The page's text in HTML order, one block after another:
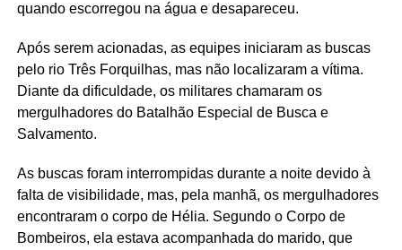
quando escorregou na água e desapareceu.
Após serem acionadas, as equipes iniciaram as buscas
pelo rio Três Forquilhas, mas não localizaram a vítima.
Diante da dificuldade, os militares chamaram os
mergulhadores do Batalhão Especial de Busca e
Salvamento.
As buscas foram interrompidas durante a noite devido à
falta de visibilidade, mas, pela manhã, os mergulhadores
encontraram o corpo de Hélia. Segundo o Corpo de
Bombeiros, ela estava acompanhada do marido, que